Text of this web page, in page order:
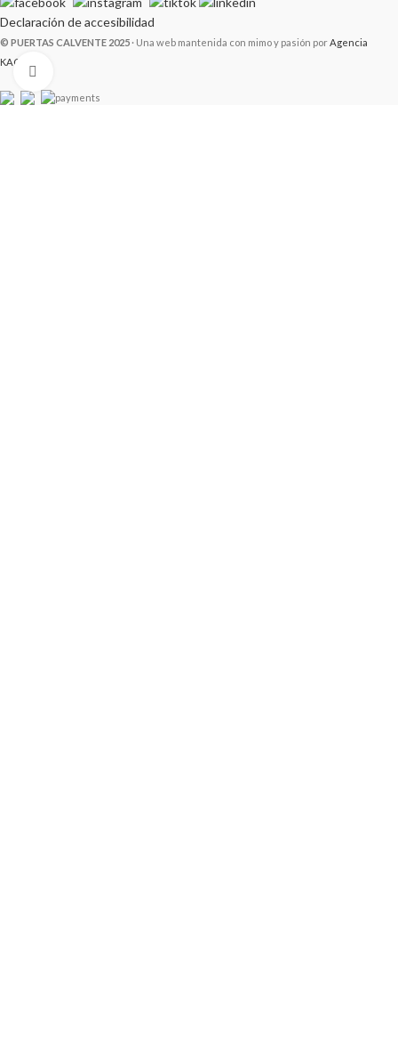
Declaración de accesibilidad
© PUERTAS CALVENTE 2025 · Una web mantenida con mimo y pasión por Agencia
KACTUS